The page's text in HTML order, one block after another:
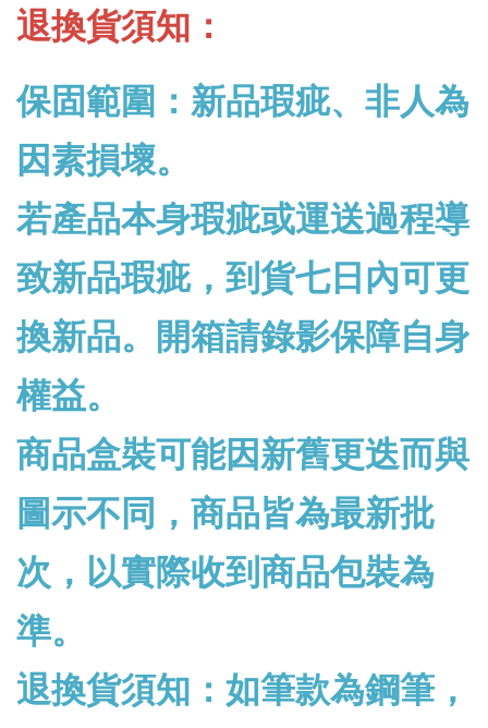
退換貨須知：
保固範圍：新品瑕疵、非人為
因素損壞。
若產品本身瑕疵或運送過程導
致新品瑕疵，到貨七日內可更
換新品。開箱請錄影保障自身
權益。
商品盒裝可能因新舊更迭而與
圖示不同，商品皆為最新批
次，以實際收到商品包裝為
準。
退換貨須知：如筆款為鋼筆，